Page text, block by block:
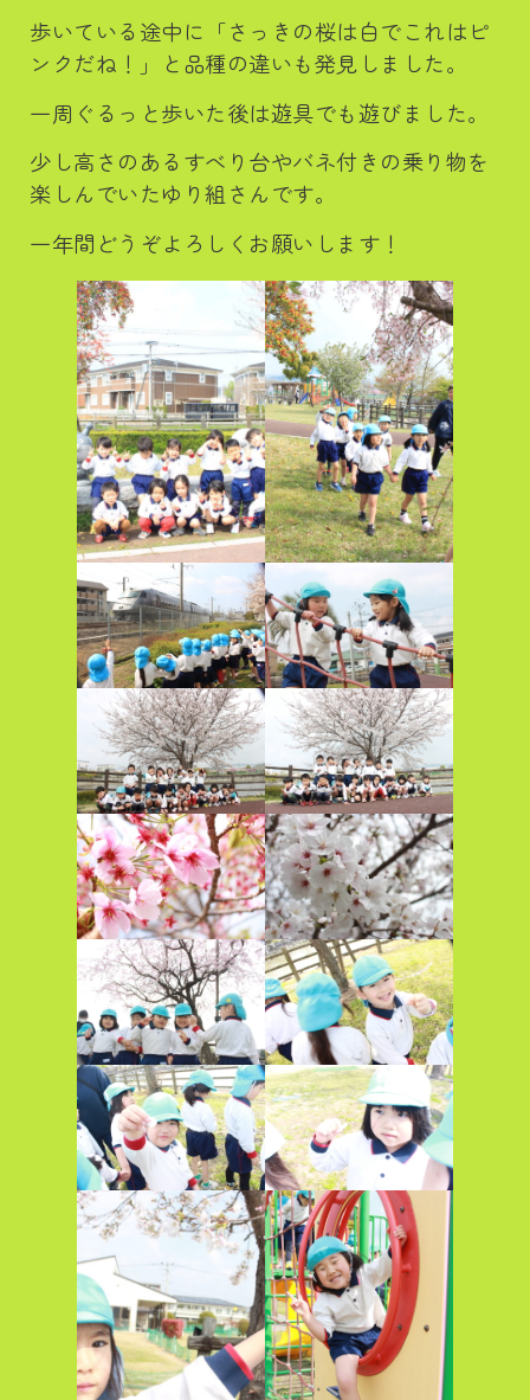
歩いている途中に「さっきの桜は白でこれはピ
ンクだね！」と品種の違いも発見しました。
一周ぐるっと歩いた後は遊具でも遊びました。
少し高さのあるすべり台やバネ付きの乗り物を
楽しんでいたゆり組さんです。
一年間どうぞよろしくお願いします！